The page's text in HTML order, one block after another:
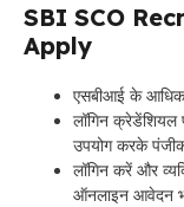
SBI SCO
Apply
एसबीआई के
लॉगिन क्रेडेंशियल
उपयोग करके
लॉगिन करें और
ऑनलाइन आवेदन